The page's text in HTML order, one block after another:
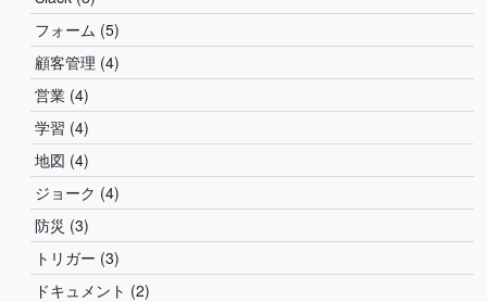
フォーム (5)
顧客管理 (4)
営業 (4)
学習 (4)
地図 (4)
ジョーク (4)
防災 (3)
トリガー (3)
ドキュメント (2)